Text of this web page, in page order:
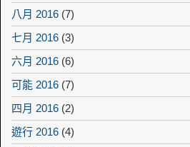
八月 2016 (7)
七月 2016 (3)
六月 2016 (6)
可能 2016 (7)
四月 2016 (2)
遊行 2016 (4)